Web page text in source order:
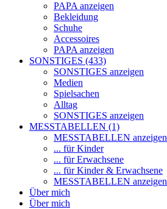
PAPA anzeigen
Bekleidung
Schuhe
Accessoires
PAPA anzeigen
SONSTIGES (433)
SONSTIGES anzeigen
Medien
Spielsachen
Alltag
SONSTIGES anzeigen
MESSTABELLEN (1)
MESSTABELLEN anzeigen
... für Kinder
... für Erwachsene
... für Kinder & Erwachsene
MESSTABELLEN anzeigen
Über mich
Über mich